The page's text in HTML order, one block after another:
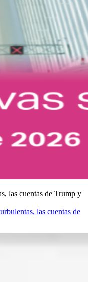
las cuentas de Trump y
las cuentas de